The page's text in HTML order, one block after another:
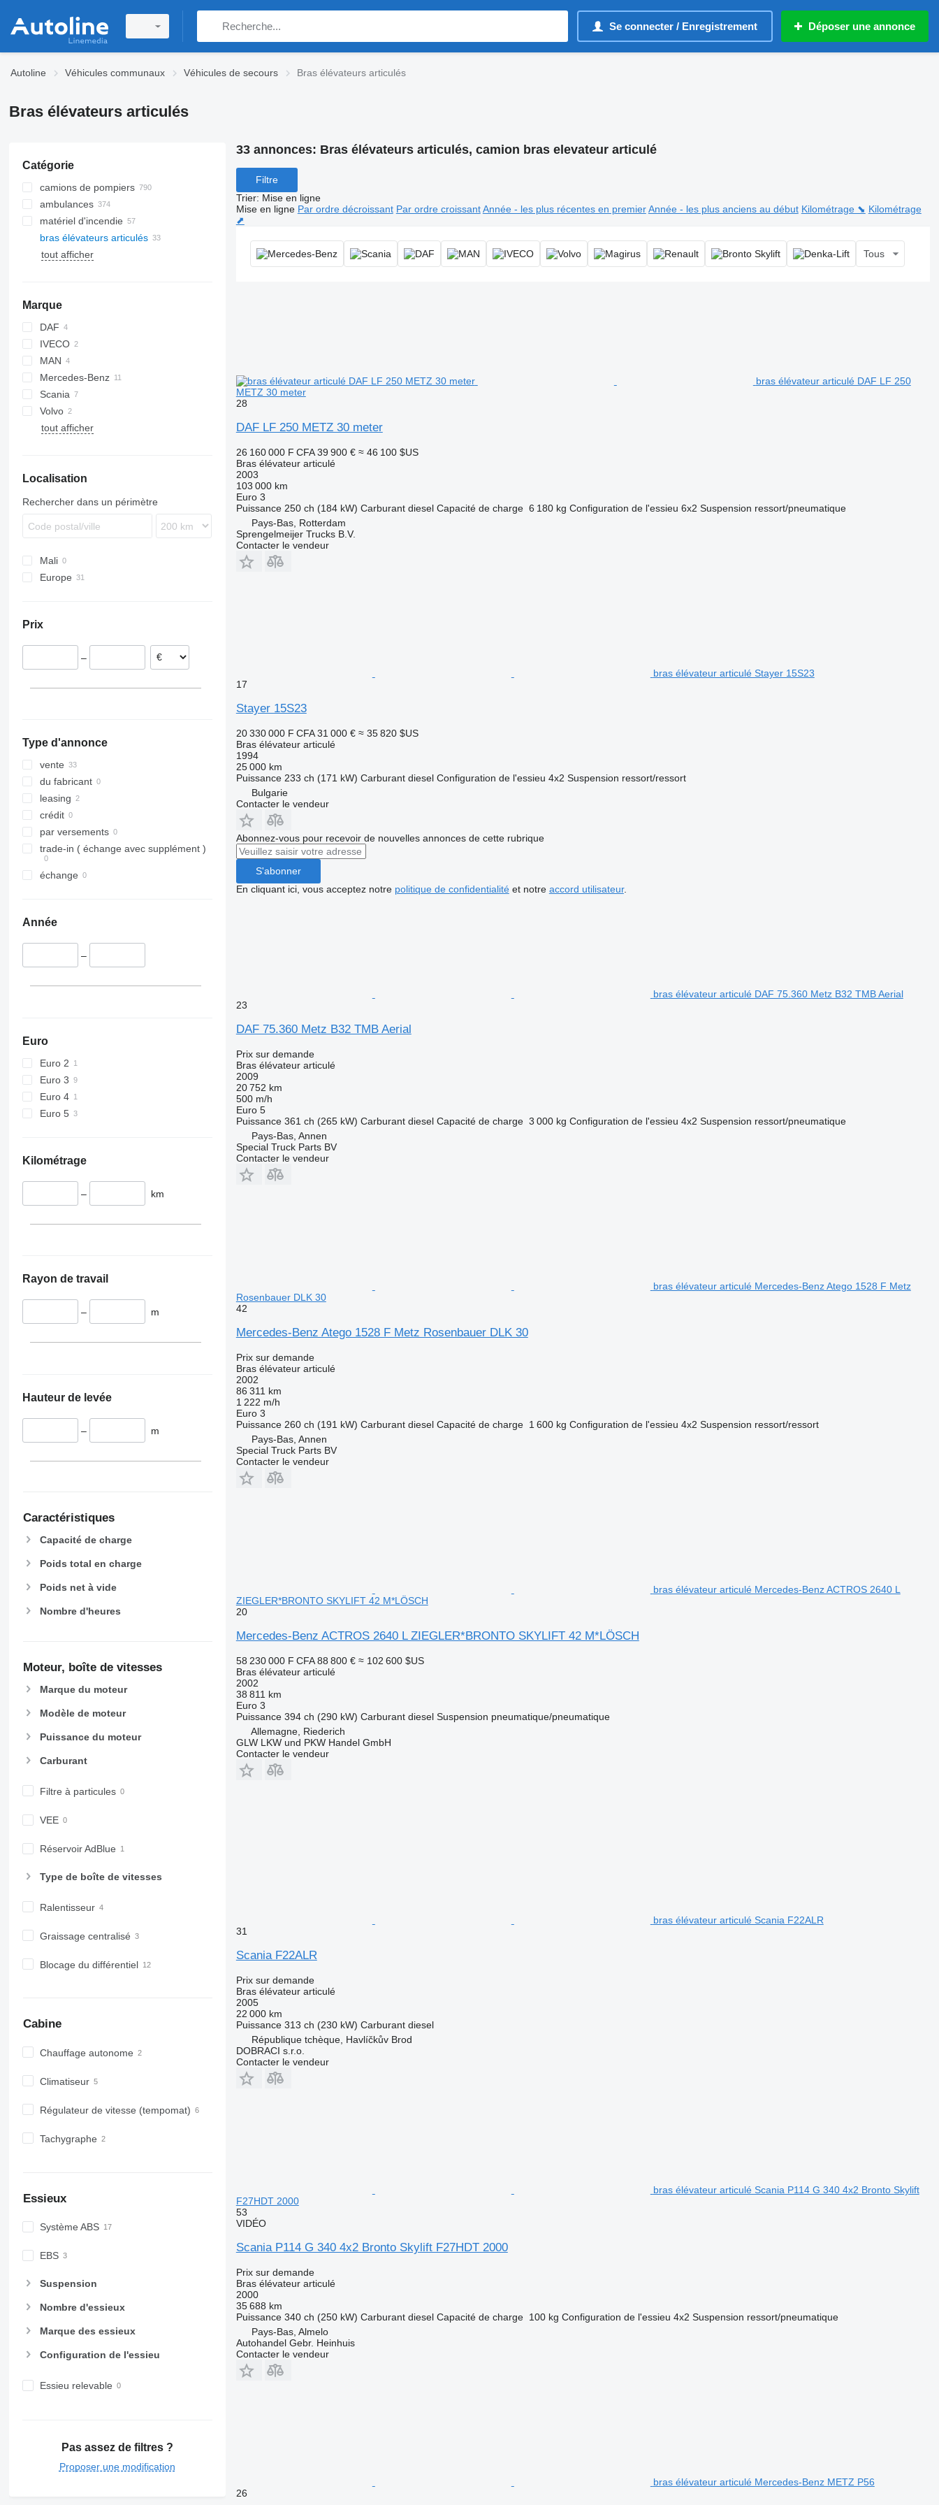
Se connecter / Enregistrement Déposer une annonce
Autoline Véhicules communaux Véhicules de secours Bras élévateurs articulés
Bras élévateurs articulés
Catégorie
camions de pompiers
ambulances
matériel d'incendie
bras élévateurs articulés
tout afficher
Marque
DAF
AS
CF
LF
IVECO
MAN
LE
Mercedes-Benz
Actros
Atego
Axor
Midliner
Scania
G-series
P-series
Volvo
FL
tout afficher
Localisation
Rechercher dans un périmètre
Mali
Europe
République tchèque
Finlande
Prix
–
Type d'annonce
vente
du fabricant
leasing
crédit
par versements
trade-in ( échange avec supplément )
échange
Année
–
Euro
Euro 2
Euro 3
Euro 4
Euro 5
Kilométrage
– km
Rayon de travail
– m
Hauteur de levée
– m
Caractéristiques
Capacité de charge
Poids total en charge
Poids net à vide
Nombre d'heures
Moteur, boîte de vitesses
Marque du moteur
Modèle de moteur
Puissance du moteur
Carburant
Filtre à particules
VEE
Réservoir AdBlue
Type de boîte de vitesses
Ralentisseur
Graissage centralisé
Blocage du différentiel
Cabine
Chauffage autonome
Climatiseur
Régulateur de vitesse (tempomat)
Tachygraphe
Essieux
Système ABS
EBS
Suspension
Nombre d'essieux
Marque des essieux
Configuration de l'essieu
Essieu relevable
Pas assez de filtres ?
Proposer une modification
33 annonces: Bras élévateurs articulés, camion bras elevateur articulé
Filtre
Trier: Mise en ligne
Mise en ligne Par ordre décroissant Par ordre croissant Année - les plus récentes en premier Année - les plus anciens au début Kilométrage ⬊ Kilométrage
⬈
Tous
bras élévateur articulé DAF LF 250
METZ 30 meter
28
DAF LF 250 METZ 30 meter
26 160 000 F CFA 39 900 € ≈ 46 100 $US
Bras élévateur articulé
2003
103 000 km
Euro 3
Puissance 250 ch (184 kW) Carburant diesel Capacité de charge 6 180 kg Configuration de l'essieu 6x2 Suspension ressort/pneumatique
Pays-Bas, Rotterdam
Sprengelmeijer Trucks B.V.
Contacter le vendeur
bras élévateur articulé Stayer 15S23
17
Stayer 15S23
20 330 000 F CFA 31 000 € ≈ 35 820 $US
Bras élévateur articulé
1994
25 000 km
Puissance 233 ch (171 kW) Carburant diesel Configuration de l'essieu 4x2 Suspension ressort/ressort
Bulgarie
Contacter le vendeur
Abonnez-vous pour recevoir de nouvelles annonces de cette rubrique
S'abonner
En cliquant ici, vous acceptez notre politique de confidentialitéet notre accord utilisateur.
bras élévateur articulé DAF 75.360 Metz B32 TMB Aerial
23
DAF 75.360 Metz B32 TMB Aerial
Prix sur demande
Bras élévateur articulé
2009
20 752 km
500 m/h
Euro 5
Puissance 361 ch (265 kW) Carburant diesel Capacité de charge 3 000 kg Configuration de l'essieu 4x2 Suspension ressort/pneumatique
Pays-Bas, Annen
Special Truck Parts BV
Contacter le vendeur
bras élévateur articulé Mercedes-Benz Atego 1528 F Metz
Rosenbauer DLK 30
42
Mercedes-Benz Atego 1528 F Metz Rosenbauer DLK 30
Prix sur demande
Bras élévateur articulé
2002
86 311 km
1 222 m/h
Euro 3
Puissance 260 ch (191 kW) Carburant diesel Capacité de charge 1 600 kg Configuration de l'essieu 4x2 Suspension ressort/ressort
Pays-Bas, Annen
Special Truck Parts BV
Contacter le vendeur
bras élévateur articulé Mercedes-Benz ACTROS 2640 L
ZIEGLER*BRONTO SKYLIFT 42 M*LÖSCH
20
Mercedes-Benz ACTROS 2640 L ZIEGLER*BRONTO SKYLIFT 42 M*LÖSCH
58 230 000 F CFA 88 800 € ≈ 102 600 $US
Bras élévateur articulé
2002
38 811 km
Euro 3
Puissance 394 ch (290 kW) Carburant diesel Suspension pneumatique/pneumatique
Allemagne, Riederich
GLW LKW und PKW Handel GmbH
Contacter le vendeur
bras élévateur articulé Scania F22ALR
31
Scania F22ALR
Prix sur demande
Bras élévateur articulé
2005
22 000 km
Puissance 313 ch (230 kW) Carburant diesel
République tchèque, Havlíčkův Brod
DOBRACI s.r.o.
Contacter le vendeur
bras élévateur articulé Scania P114 G 340 4x2 Bronto Skylift
F27HDT 2000
53
VIDÉO
Scania P114 G 340 4x2 Bronto Skylift F27HDT 2000
Prix sur demande
Bras élévateur articulé
2000
35 688 km
Puissance 340 ch (250 kW) Carburant diesel Capacité de charge 100 kg Configuration de l'essieu 4x2 Suspension ressort/pneumatique
Pays-Bas, Almelo
Autohandel Gebr. Heinhuis
Contacter le vendeur
bras élévateur articulé Mercedes-Benz METZ P56
26